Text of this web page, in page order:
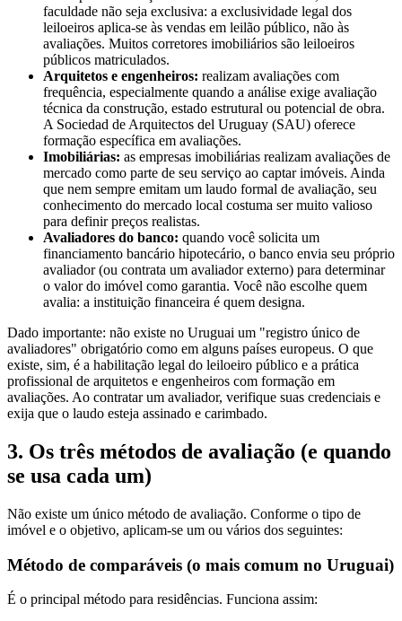
faculdade não seja exclusiva: a exclusividade legal dos
leiloeiros aplica-se às vendas em leilão público, não às
avaliações. Muitos corretores imobiliários são leiloeiros
públicos matriculados.
Arquitetos e engenheiros: realizam avaliações com
frequência, especialmente quando a análise exige avaliação
técnica da construção, estado estrutural ou potencial de obra.
A Sociedad de Arquitectos del Uruguay (SAU) oferece
formação específica em avaliações.
Imobiliárias: as empresas imobiliárias realizam avaliações de
mercado como parte de seu serviço ao captar imóveis. Ainda
que nem sempre emitam um laudo formal de avaliação, seu
conhecimento do mercado local costuma ser muito valioso
para definir preços realistas.
Avaliadores do banco: quando você solicita um
financiamento bancário hipotecário, o banco envia seu próprio
avaliador (ou contrata um avaliador externo) para determinar
o valor do imóvel como garantia. Você não escolhe quem
avalia: a instituição financeira é quem designa.
Dado importante: não existe no Uruguai um "registro único de
avaliadores" obrigatório como em alguns países europeus. O que
existe, sim, é a habilitação legal do leiloeiro público e a prática
profissional de arquitetos e engenheiros com formação em
avaliações. Ao contratar um avaliador, verifique suas credenciais e
exija que o laudo esteja assinado e carimbado.
3. Os três métodos de avaliação (e quando
se usa cada um)
Não existe um único método de avaliação. Conforme o tipo de
imóvel e o objetivo, aplicam-se um ou vários dos seguintes:
Método de comparáveis (o mais comum no Uruguai)
É o principal método para residências. Funciona assim: